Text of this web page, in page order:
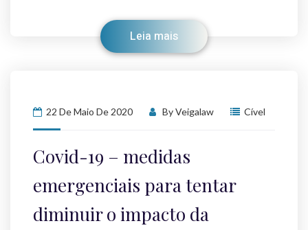
Leia mais
22 De Maio De 2020 ByVeigalaw Cível
Covid-19 – medidas
emergenciais para tentar
diminuir o impacto da